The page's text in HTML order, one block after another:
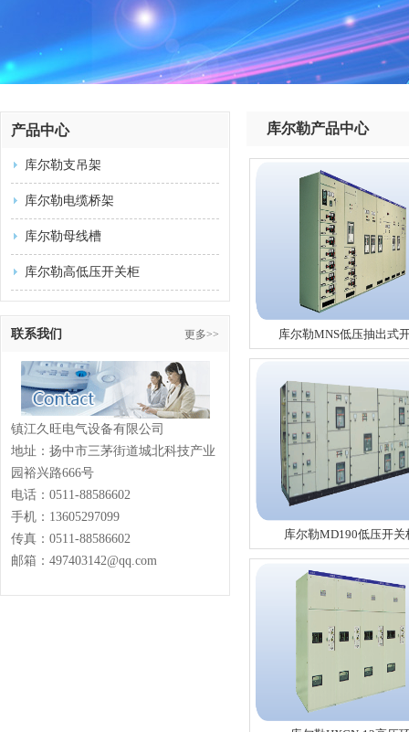
产品中心
库尔勒支吊架
库尔勒电缆桥架
库尔勒母线槽
库尔勒高低压开关柜
联系我们 更多>>
镇江久旺电气设备有限公司
地址：扬中市三茅街道城北科技产业
园裕兴路666号
电话： 0511-88586602
手机：13605297099
传真： 0511-88586602
邮箱：497403142@qq.com
库尔勒产品中心
库尔勒MNS低压抽出式
库尔勒MD190低压开关